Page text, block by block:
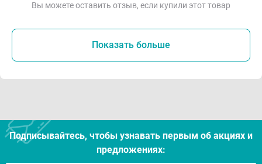
Вы можете оставить отзыв, если купили этот товар
Показать больше
Подписывайтесь, чтобы узнавать первым об акцияx и
предложениях: